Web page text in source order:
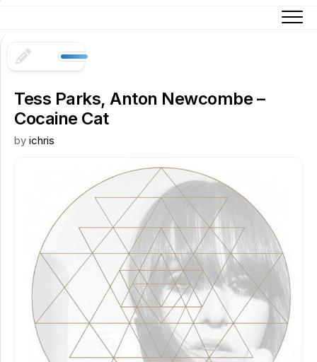
content
Tess Parks, Anton Newcombe –
Cocaine Cat
by ichris